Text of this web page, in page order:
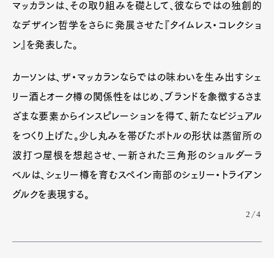
マッカランは、その取り組みを礎として、彼ならではの独創的
なデザイン哲学をさらに発展させた『タイムレス・コレクショ
ン』を発表した。
カーソンは、ザ・マッカランならではの味わいを生み出すシェ
リー酒とオーク樽の関係性をはじめ、ブランドを象徴するさま
ざまな要素からインスピレーションを得て、新たなビジュアル
をつくり上げた。少し丸みを帯びたボトルの形状は蒸留所の
波打つ屋根を想起させ、一新された三角形のショルダーラ
ベルは、シェリー樽を育むスペイン南部のシェリー・トライアン
グルクを表現する。
2/4